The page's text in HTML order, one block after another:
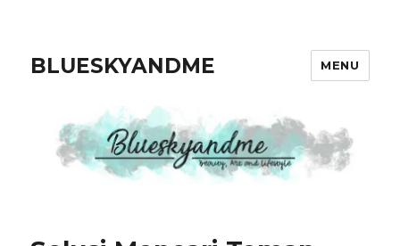
BLUESKYANDME MENU